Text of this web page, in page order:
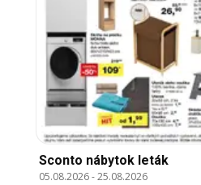
Sconto nábytok leták
05.08.2026-25.08.2026